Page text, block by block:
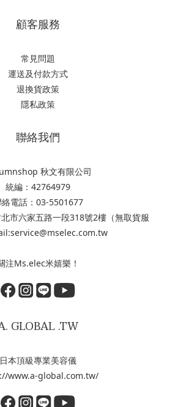
顧客服務
常見問題
運送及付款方式
退換貨政策
隱私政策
聯絡我們
秋文有限公司
統編：42764979
絡電話：03-5501677
市六家五路一段318號2樓（無取貨服
注Ms.elec米嬉樂！
GLOBAL .TW
日本頂級專業美容儀
www.a-global.com.tw/